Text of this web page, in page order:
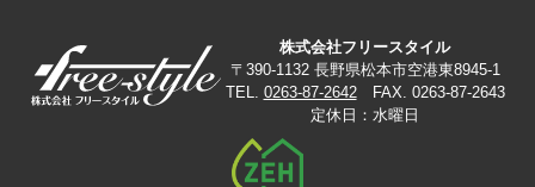
株式会社フリースタイル
〒390-1132 長野県松本市空港東8945-1
TEL. 0263-87-2642FAX. 0263-87-2643
定休日：水曜日